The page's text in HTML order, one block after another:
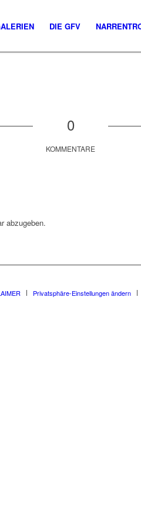
DIE GFV
0
KOMMENTARE
abzugeben.
Privatsphäre-Einstellungen ändern